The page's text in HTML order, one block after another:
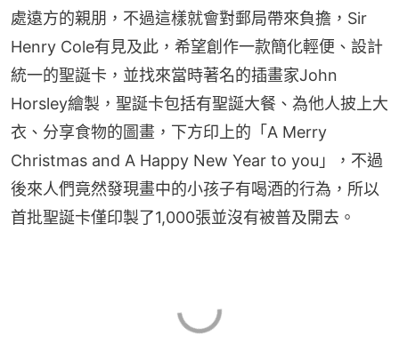
處遠方的親朋，不過這樣就會對郵局帶來負擔，Sir
Henry Cole有見及此，希望創作一款簡化輕便、設計
統一的聖誕卡，並找來當時著名的插畫家John
Horsley繪製，聖誕卡包括有聖誕大餐、為他人披上大
衣、分享食物的圖畫，下方印上的「A Merry
Christmas and A Happy New Year to you」，不過
後來人們竟然發現畫中的小孩子有喝酒的行為，所以
首批聖誕卡僅印製了1,000張並沒有被普及開去。